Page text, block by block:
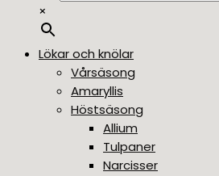
×
Lökar och knölar
Vårsäsong
Amaryllis
Höstsäsong
Allium
Tulpaner
Narcisser